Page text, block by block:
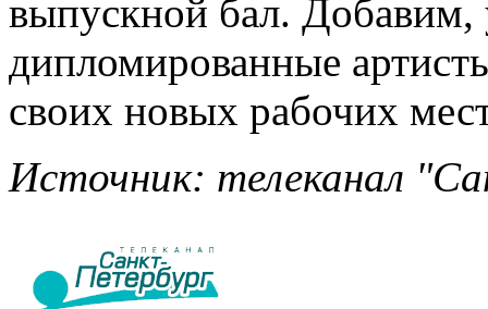
выпускной бал.
дипломированные
своих новых рабочих
Источник: телеканал